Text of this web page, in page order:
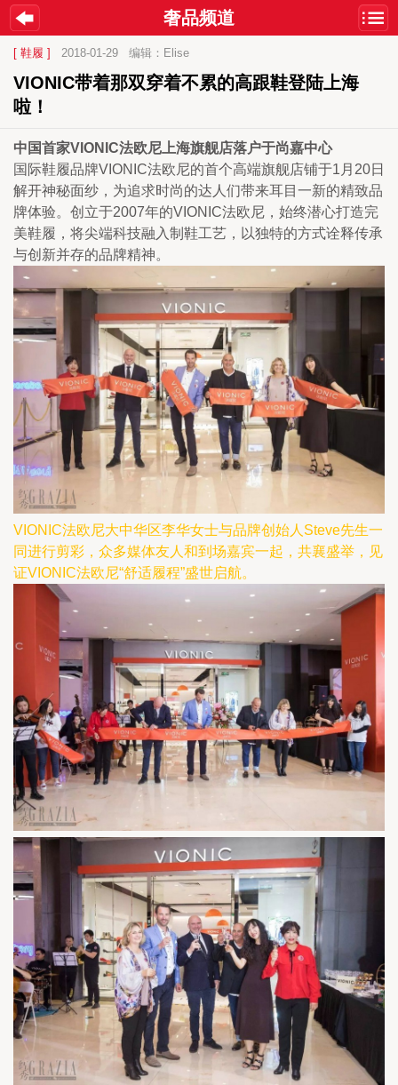
奢品频道
[ 鞋履 ] 2018-01-29 编辑：Elise
VIONIC带着那双穿着不累的高跟鞋登陆上海
啦！
中国首家VIONIC法欧尼上海旗舰店落户于尚嘉中心
国际鞋履品牌VIONIC法欧尼的首个高端旗舰店铺于1月20日
解开神秘面纱，为追求时尚的达人们带来耳目一新的精致品
牌体验。创立于2007年的VIONIC法欧尼，始终潜心打造完
美鞋履，将尖端科技融入制鞋工艺，以独特的方式诠释传承
与创新并存的品牌精神。
VIONIC法欧尼大中华区李华女士与品牌创始人Steve先生一
同进行剪彩，众多媒体友人和到场嘉宾一起，共襄盛举，见
证VIONIC法欧尼“舒适履程”盛世启航。